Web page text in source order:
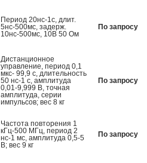
Период 20нс-1с, длит.
5нс-500мс, задерж.
10нс-500мс, 10В 50 Ом
По запросу
Дистанционное
управление, период 0,1
мкс- 99,9 с, длительность
50 нс-1 с, амплитуда
0,01-9,999 В, точная
амплитуда, серии
импульсов; вес 8 кг
По запросу
Частота повторения 1
кГц-500 МГц, период 2
нс-1 мс, амплитуда 0,5-5
В; вес 9 кг
По запросу